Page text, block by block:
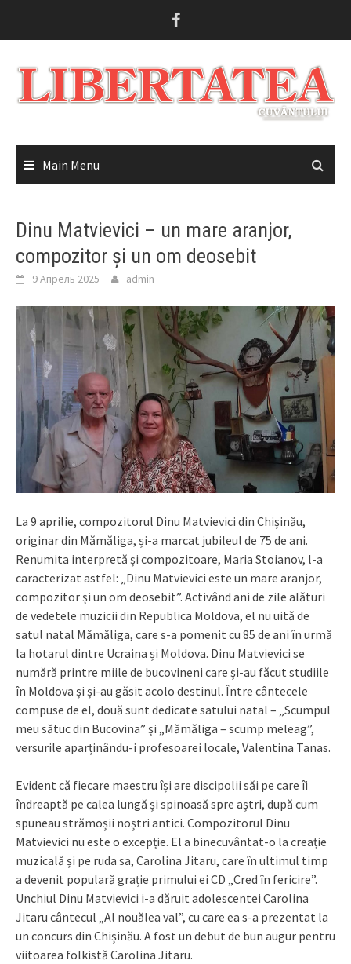
Main Menu
Dinu Matvievici – un mare aranjor,
compozitor și un om deosebit
9 Апрель 2025 admin
La 9 aprilie, compozitorul Dinu Matvievici din Chișinău,
originar din Mămăliga, și-a marcat jubileul de 75 de ani.
Renumita interpretă și compozitoare, Maria Stoianov, l-a
caracterizat astfel: „Dinu Matvievici este un mare aranjor,
compozitor și un om deosebit”. Activând ani de zile alături
de vedetele muzicii din Republica Moldova, el nu uită de
satul natal Mămăliga, care s-a pomenit cu 85 de ani în urmă
la hotarul dintre Ucraina și Moldova. Dinu Matvievici se
numără printre miile de bucovineni care și-au făcut studiile
în Moldova și și-au găsit acolo destinul. Între cântecele
compuse de el, două sunt dedicate satului natal – „Scumpul
meu sătuc din Bucovina” și „Mămăliga – scump meleag”,
versurile aparținându-i profesoarei locale, Valentina Tanas.
Evident că fiecare maestru își are discipolii săi pe care îi
îndreaptă pe calea lungă și spinoasă spre aștri, după cum
spuneau strămoșii noștri antici. Compozitorul Dinu
Matvievici nu este o excepție. El a binecuvântat-o la creație
muzicală și pe ruda sa, Carolina Jitaru, care în ultimul timp
a devenit populară grație primului ei CD „Cred în fericire”.
Unchiul Dinu Matvievici i-a dăruit adolescentei Carolina
Jitaru cântecul „Al nouălea val”, cu care ea s-a prezentat la
un concurs din Chișinău. A fost un debut de bun augur pentru
viitoarea folkistă Carolina Jitaru.